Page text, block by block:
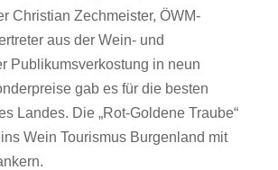
Christian Zechmeister, ÖWM-
aus der Wein- und
Publikumsverkostung in neun
gab es für die besten
Landes. Die „Rot-Goldene Traube“
Wein Tourismus Burgenland mit